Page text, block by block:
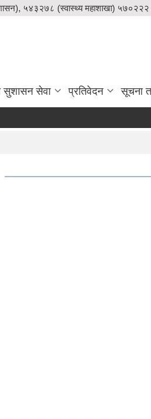
५४३२७८ (स्वास्थ्य महाशाखा) ५७०२२२
सुशासन सेवा प्रतिवेदन सूचना